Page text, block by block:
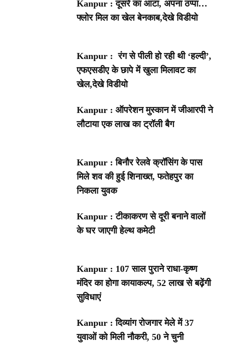
Kanpur : दूसरे का आटा, अपना ठप्पा…
फ्लोर मिल का खेल बेनकाब,देखे विडीयो
Kanpur : रंग से पीली हो रही थी ‘हल्दी’,
एफएसडीए के छापे में खुला मिलावट का
खेल,देखे विडीयो
Kanpur : ऑपरेशन मुस्कान में जीआरपी ने
लौटाया एक लाख का ट्रॉली बैग
Kanpur : बिनौर रेलवे क्रॉसिंग के पास
मिले शव की हुई शिनाख्त, फतेहपुर का
निकला युवक
Kanpur : टीकाकरण से दूरी बनाने वालों
के घर जाएगी हेल्थ कमेटी
Kanpur : 107 साल पुराने राधा-कृष्ण
मंदिर का होगा कायाकल्प, 52 लाख से बढ़ेंगी
सुविधाएं
Kanpur : दिव्यांग रोजगार मेले में 37
युवाओं को मिली नौकरी, 50 ने चुनी